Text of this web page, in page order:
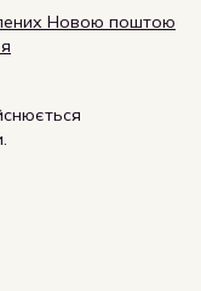
Новою поштою